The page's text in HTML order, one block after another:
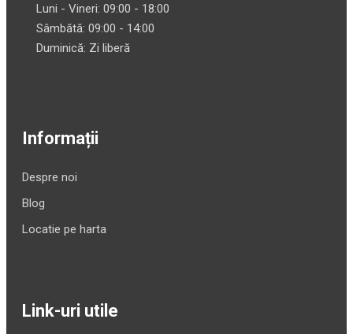
Luni - Vineri: 09:00 - 18:00
Sâmbătă: 09:00 - 14:00
Duminică: Zi liberă
Informații
Despre noi
Blog
Locatie pe harta
Link-uri utile